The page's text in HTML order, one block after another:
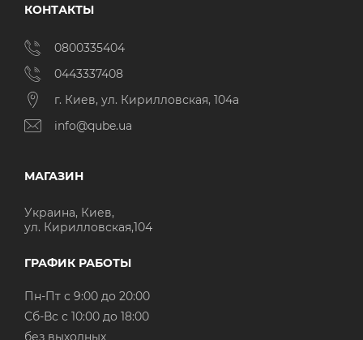
КОНТАКТЫ
0800335404
0443337408
г. Киев, ул. Кирилловская, 104а
info@qube.ua
МАГАЗИН
Украина, Киев,
ул. Кирилловская,104
ГРАФИК РАБОТЫ
Пн-Пт с 9:00 до 20:00
Cб-Вс с 10:00 до 18:00
без выходных